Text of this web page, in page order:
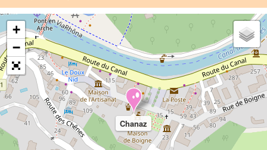
Chanaz
+
−